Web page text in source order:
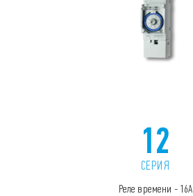
12
СЕРИЯ
Реле времени - 16А